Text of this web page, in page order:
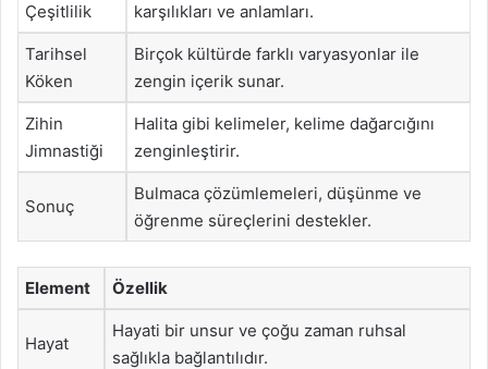
Çeşitlilik
karşılıkları ve anlamları.
Tarihsel
Köken
Birçok kültürde farklı varyasyonlar ile
zengin içerik sunar.
Zihin
Jimnastiği
Halita gibi kelimeler, kelime dağarcığını
zenginleştirir.
Sonuç
Bulmaca çözümlemeleri, düşünme ve
öğrenme süreçlerini destekler.
Element Özellik
Hayat
Hayati bir unsur ve çoğu zaman ruhsal
sağlıkla bağlantılıdır.